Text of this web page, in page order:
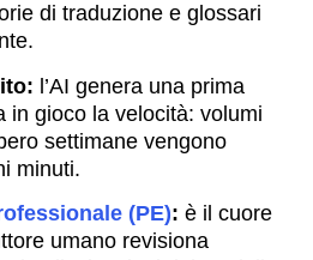
di traduzione e glossari
l’AI genera una prima
in gioco la velocità: volumi
settimane vengono
minuti.
(PE): è il cuore
umano revisiona